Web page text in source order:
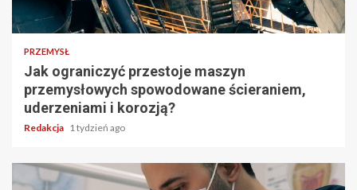
PRZEMYSŁ
Jak ograniczyć przestoje maszyn
przemysłowych spowodowane ścieraniem,
uderzeniami i korozją?
Redakcja 1 tydzień ago